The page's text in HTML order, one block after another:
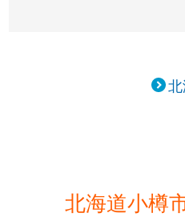
北海道小樽